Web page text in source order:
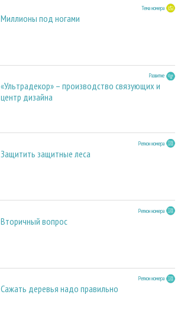
Тема номера
Миллионы под ногами
Развитие
«Ультрадекор» – производство связующих и
центр дизайна
Регион номера
Защитить защитные леса
Регион номера
Вторичный вопрос
Регион номера
Сажать деревья надо правильно